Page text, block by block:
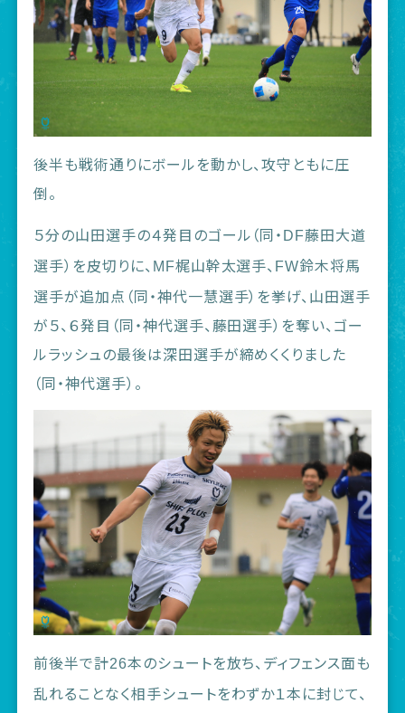
後半も戦術通りにボールを動かし、攻守ともに圧
倒。
５分の山田選手の４発目のゴール（同・ DF藤田大道
選手）を皮切りに、 MF梶山幹太選手、 FW鈴木将馬
選手が追加点（同・神代一慧選手）を挙げ、山田選手
が５、６発目（同・神代選手、藤田選手）を奪い、ゴー
ルラッシュの最後は深田選手が締めくくりました
（同・神代選手）。
前後半で計26本のシュートを放ち、ディフェンス面も
乱れることなく相手シュートをわずか１本に封じて、